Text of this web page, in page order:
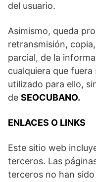
del usuario.
Asimismo, queda
retransmisión,
parcial, de la
cualquiera que
utilizado para ello,
de SEOCUBANO.
ENLACES O LINKS
Este sitio web
terceros. Las
terceros no han